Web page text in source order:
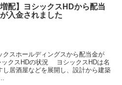
増配】ヨシックスHDから配当
入金されました
スホールディングスから配当金が
ックスHDの状況 ヨシックスHDは名
居酒屋などを展開し、設計から建築